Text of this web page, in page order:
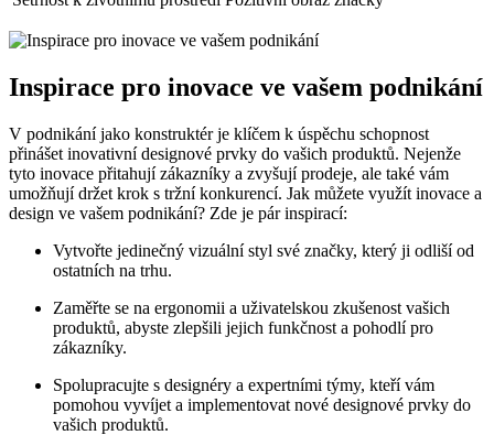
Inspirace pro inovace ve vašem podnikání
V podnikání jako konstruktér je klíčem k úspěchu schopnost
přinášet inovativní designové prvky do vašich produktů. Nejenže
tyto inovace přitahují zákazníky a zvyšují prodeje, ale také vám
umožňují držet krok s tržní konkurencí. Jak můžete využít inovace a
design ve vašem podnikání? Zde je pár inspirací:
Vytvořte jedinečný vizuální styl své značky, který ji odliší od
ostatních na trhu.
Zaměřte se na ergonomii a uživatelskou zkušenost vašich
produktů, abyste zlepšili jejich funkčnost a pohodlí pro
zákazníky.
Spolupracujte s designéry a expertními týmy, kteří vám
pomohou vyvíjet a implementovat nové designové prvky do
vašich produktů.